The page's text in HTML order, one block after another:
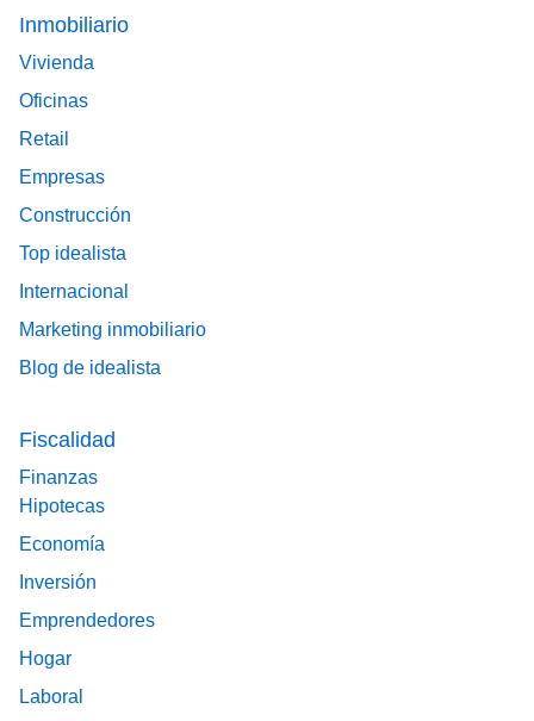
Footer main menu
Inmobiliario
Vivienda
Oficinas
Retail
Empresas
Construcción
Top idealista
Internacional
Marketing inmobiliario
Blog de idealista
Fiscalidad
Finanzas
Hipotecas
Economía
Inversión
Emprendedores
Hogar
Laboral